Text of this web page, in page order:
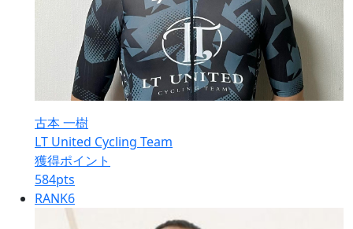
古本 一樹
LT United Cycling Team
獲得ポイント
584pts
RANK6